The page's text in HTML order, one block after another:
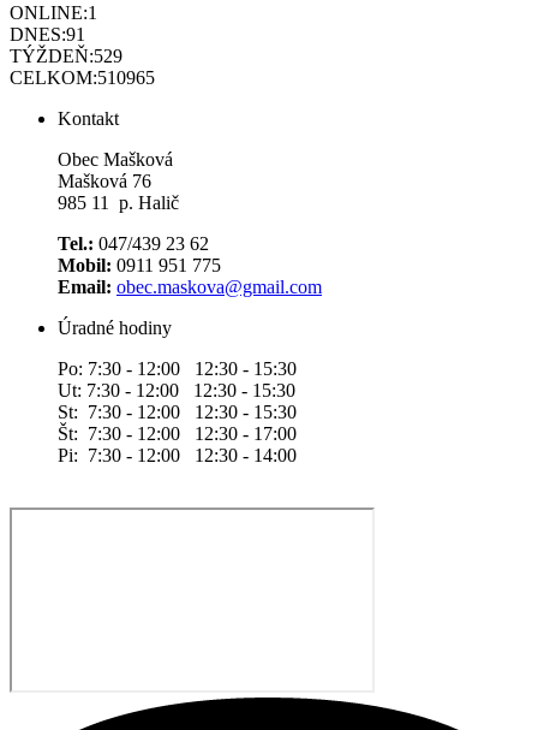
ONLINE:1
DNES:91
TÝŽDEŇ:529
CELKOM:510965
Kontakt
Obec Mašková
Mašková 76
985 11 p. Halič
Tel.: 047/439 23 62
Mobil: 0911 951 775
Email: obec.maskova@gmail.com
Úradné hodiny
Po: 7:30 - 12:00 12:30 - 15:30
Ut: 7:30 - 12:00 12:30 - 15:30
St: 7:30 - 12:00 12:30 - 15:30
Št: 7:30 - 12:00 12:30 - 17:00
Pi: 7:30 - 12:00 12:30 - 14:00